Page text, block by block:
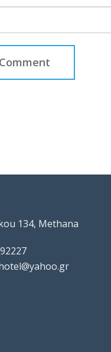
134, Methana